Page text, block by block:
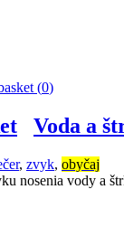
(0)
Voda a
, zvyk, obyčaj
nosenia vody a